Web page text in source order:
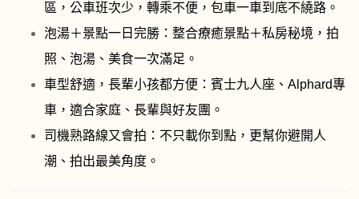
區，公車班次少，轉乘不便，包車一車到底不繞路。
泡湯＋景點一日完勝：整合療癒景點＋私房秘境，拍
照、泡湯、美食一次滿足。
車型舒適，長輩小孩都方便：賓士九人座、Alphard專
車，適合家庭、長輩與好友團。
司機熟路線又會拍：不只載你到點，更幫你避開人
潮、拍出最美角度。